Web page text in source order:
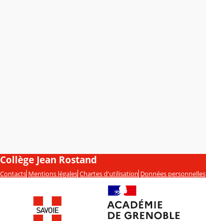
Collège Jean Rostand
Contacts Mentions légales Chartes d'utilisation Données personnelles